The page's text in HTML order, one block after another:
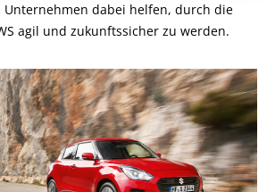
Unternehmen dabei helfen, durch die
agil und zukunftssicher zu werden.